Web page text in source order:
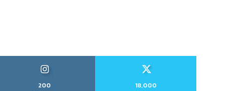
200
18,000